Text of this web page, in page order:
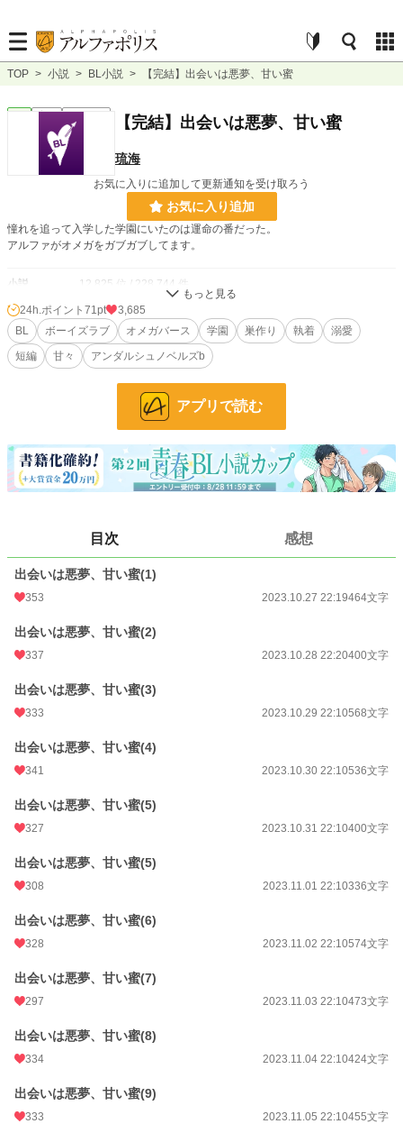
TOP > 小説 > BL小説 > 【完結】出会いは悪夢、甘い蜜
完結 ｼｮｰﾄｼｮｰﾄ 【完結】出会いは悪夢、甘い蜜
琉海
お気に入りに追加して更新通知を受け取ろう
お気に入り追加
憧れを追って入学した学園にいたのは運命の番だった。
アルファがオメガをガブガブしてます。
小説 12,825 位 / 228,744 件
BL 2,905 位 / 31,413 件
お気に入り 316
更新日時 2023.11.06 22:10
初回公開日時 2023.10.27 22:19
607 pt (12,839 位)
月間ポイント 3,496 pt (10,967 位)
年間ポイント
累計ポイント 150,005 pt (23,913 位)
24h.ポイント 71pt
3,685
BL
ボーイズラブ オメガバース 学園 巣作り 執着
溺愛
短編
甘々 アンダルシュノベルズb
アプリで読む
目次 感想
出会いは悪夢、甘い蜜(1)
353 2023.10.27 22:19464文字
出会いは悪夢、甘い蜜(2)
337 2023.10.28 22:20400文字
出会いは悪夢、甘い蜜(3)
333 2023.10.29 22:10568文字
出会いは悪夢、甘い蜜(4)
341 2023.10.30 22:10536文字
出会いは悪夢、甘い蜜(5)
327 2023.10.31 22:10400文字
出会いは悪夢、甘い蜜(5)
308 2023.11.01 22:10336文字
出会いは悪夢、甘い蜜(6)
328 2023.11.02 22:10574文字
出会いは悪夢、甘い蜜(7)
297 2023.11.03 22:10473文字
出会いは悪夢、甘い蜜(8)
334 2023.11.04 22:10424文字
出会いは悪夢、甘い蜜(9)
333 2023.11.05 22:10455文字